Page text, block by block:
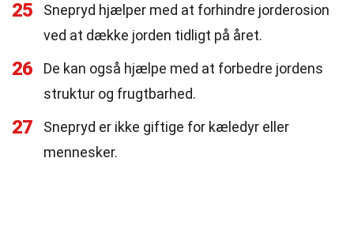
25
Snepryd hjælper med at forhindre jorderosion
ved at dække jorden tidligt på året.
26
De kan også hjælpe med at forbedre jordens
struktur og frugtbarhed.
27
Snepryd er ikke giftige for kæledyr eller
mennesker.